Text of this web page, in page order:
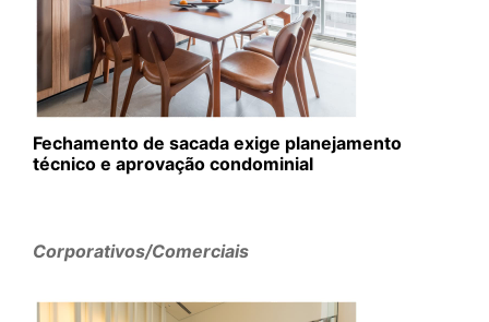
Fechamento de sacada exige planejamento
técnico e aprovação condominial
Corporativos/Comerciais